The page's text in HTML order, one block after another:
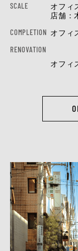
SCALE
オフィ
店舗：
COMPLETION オフィ
RENOVATION
オフィ